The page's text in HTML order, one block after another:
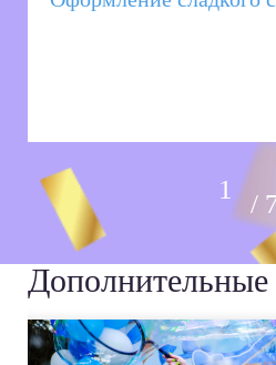
Дополнительные